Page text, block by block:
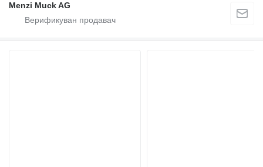
Menzi Muck AG